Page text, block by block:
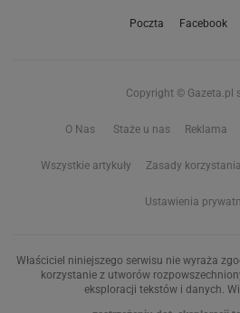
Poczta Facebook
Copyright © Gazeta.pl
O Nas Staże u nas Reklama
Wszystkie artykuły Zasady
Ustawienia
Właściciel niniejszego serwisu nie wyraża
korzystanie z utworów
eksploracji tekstów i danych.